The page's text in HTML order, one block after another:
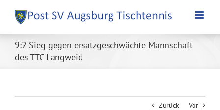
Inhalt
springen
9:2 Sieg gegen ersatzgeschwächte Mannschaft
des TTC Langweid
Zurück Vor